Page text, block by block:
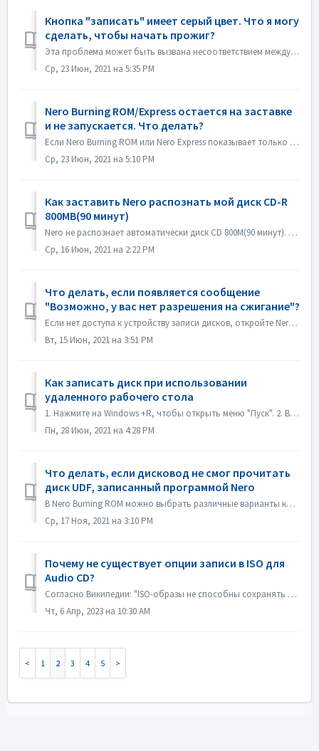
Кнопка "записать" имеет серый цвет. Что я могу
сделать, чтобы начать прожиг?
Эта проблема может быть вызвана несоответствием между файлом проекта и типом вашего проекта. Пожалуйста, попробуйте другие типы проектов, чтобы проверить, н...
Ср, 23 Июн, 2021 на 5:35 PM
Nero Burning ROM/Express остается на заставке
и не запускается. Что делать?
Если Nero Burning ROM или Nero Express показывает только заставку, но без окна приложения, проверьте, не работает ли на вашем компьютере какой-либо дисковод...
Ср, 23 Июн, 2021 на 5:10 PM
Как заставить Nero распознать мой диск CD-R
800MB(90 минут)
Nero не распознает автоматически диск CD 800M(90 минут). Он по-прежнему распознается как 700M(80 минут). Если вам нужно записать полный диск с данными почт...
Ср, 16 Июн, 2021 на 2:22 PM
Что делать, если появляется сообщение
"Возможно, у вас нет разрешения на сжигание"?
Если нет доступа к устройству записи дисков, откройте Nero Burning ROM или Nero Express, появится сообщение об ошибке. Как решить эту проблему: Под уч...
Вт, 15 Июн, 2021 на 3:51 PM
Как записать диск при использовании
удаленного рабочего стола
1. Нажмите на Windows +R, чтобы открыть меню "Пуск". 2. Введите gpedit.msc в поле поиска и нажмите клавишу [Enter] на клавиатуре. Откроется редак...
Пн, 28 Июн, 2021 на 4:28 PM
Что делать, если дисковод не смог прочитать
диск UDF, записанный программой Nero
В Nero Burning ROM можно выбрать различные варианты компиляции. Если вы записали диск UDF, но совместимость вашего дисковода и UDF не очень хорошая, это м...
Ср, 17 Ноя, 2021 на 3:10 PM
Почему не существует опции записи в ISO для
Audio CD?
Согласно Википедии: "ISO-образы не способны сохранять и воссоздавать CD-Audio диски, из-за того, что CD-Audio диски не используют компьютерную файлову...
Чт, 6 Апр, 2023 на 10:30 AM
1 2 3 4 5